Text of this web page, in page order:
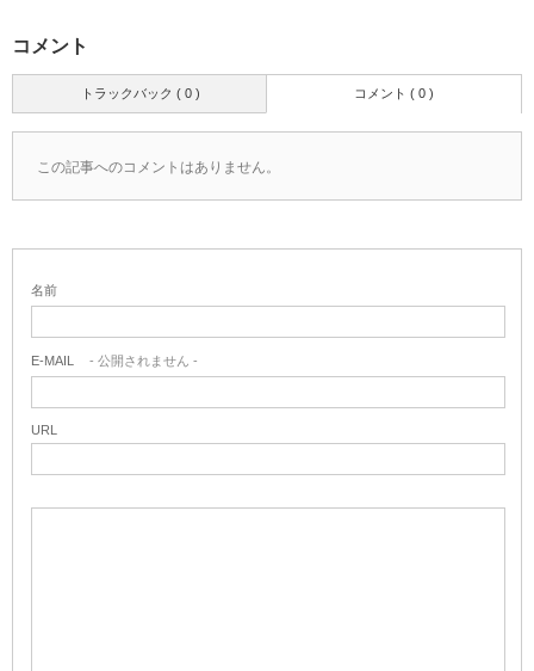
コメント
トラックバック ( 0 ) コメント ( 0 )
この記事へのコメントはありません。
名前
E-MAIL - 公開されません -
URL